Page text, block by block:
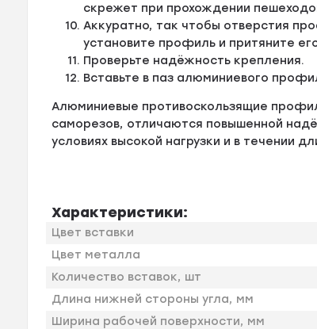
скрежет при прохождении
Аккуратно, так чтобы отверстия
установите профиль и притяните
Проверьте надёжность крепления.
Вставьте в паз алюминиевого
Алюминиевые противоскользящие
саморезов, отличаются повышенной
условиях высокой нагрузки и в течении
Характеристики:
Цвет вставки
Цвет металла
Количество вставок, шт
Длина нижней стороны угла, мм
Ширина рабочей поверхности, мм